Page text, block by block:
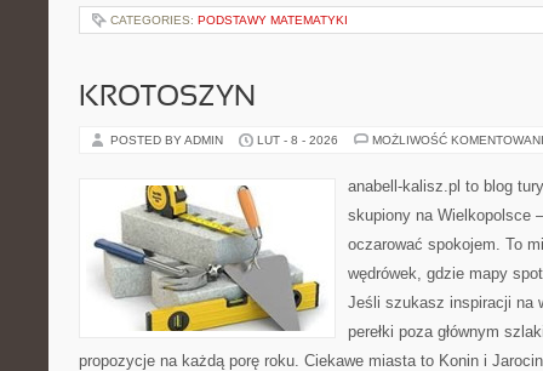
CATEGORIES: PODSTAWY MATEMATYKI
KROTOSZYN
POSTED BY ADMIN LUT - 8 - 2026 MOŻLIWOŚĆ
anabell-kalisz.pl to blog
skupiony na Wielkopolsce
oczarować spokojem. To
wędrówek, gdzie mapy
Jeśli szukasz inspiracji na
perełki poza głównym
propozycje na każdą porę roku. Ciekawe miasta to Konin i